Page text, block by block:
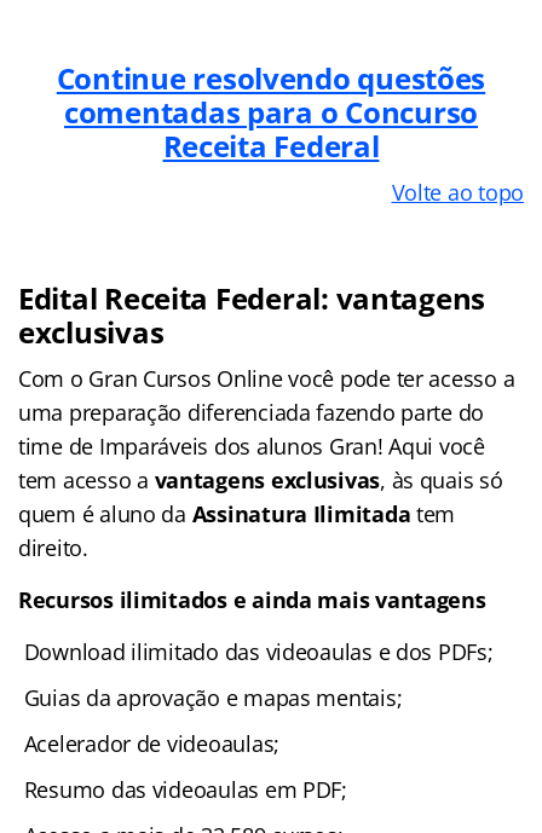
Continue resolvendo questões
comentadas para o Concurso
Receita Federal
Volte ao topo
Edital Receita Federal: vantagens
exclusivas
Com o Gran Cursos Online você pode ter acesso a
uma preparação diferenciada fazendo parte do
time de Imparáveis dos alunos Gran! Aqui você
tem acesso a vantagens exclusivas, às quais só
quem é aluno da Assinatura Ilimitada tem
direito.
Recursos ilimitados e ainda mais vantagens
Download ilimitado das videoaulas e dos PDFs;
Guias da aprovação e mapas mentais;
Acelerador de videoaulas;
Resumo das videoaulas em PDF;